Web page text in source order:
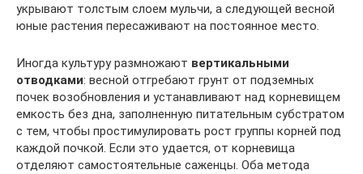
укрывают толстым слоем мульчи, а следующей весной
юные растения пересаживают на постоянное место.
Иногда культуру размножают вертикальными
отводками: весной отгребают грунт от подземных
почек возобновления и устанавливают над корневищем
емкость без дна, заполненную питательным субстратом
с тем, чтобы простимулировать рост группы корней под
каждой почкой. Если это удается, от корневища
отделяют самостоятельные саженцы. Оба метода